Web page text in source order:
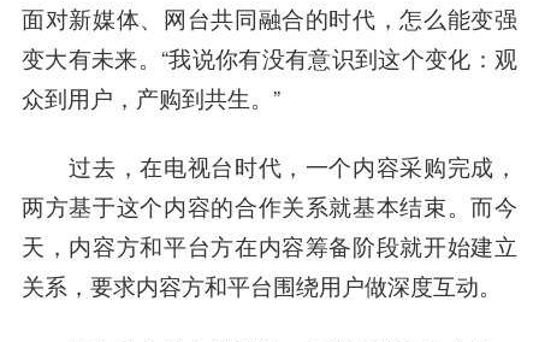
面对新媒体、网台共同融合的时代，怎么能变强
变大有未来。“我说你有没有意识到这个变化：观
众到用户，产购到共生。”
过去，在电视台时代，一个内容采购完成，
两方基于这个内容的合作关系就基本结束。而今
天，内容方和平台方在内容筹备阶段就开始建立
关系，要求内容方和平台围绕用户做深度互动。